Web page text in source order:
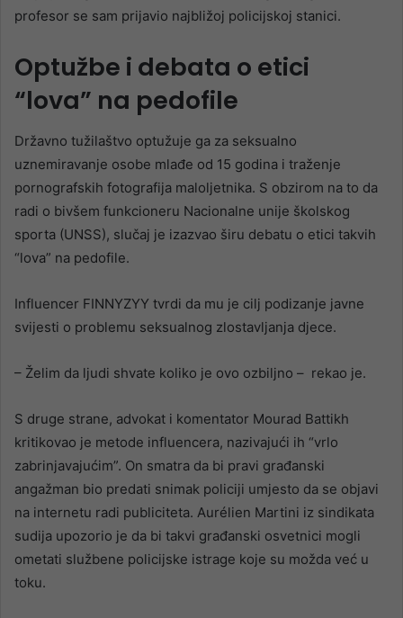
profesor se sam prijavio najbližoj policijskoj stanici.
Optužbe i debata o etici
“lova” na pedofile
Državno tužilaštvo optužuje ga za seksualno
uznemiravanje osobe mlađe od 15 godina i traženje
pornografskih fotografija maloljetnika. S obzirom na to da
radi o bivšem funkcioneru Nacionalne unije školskog
sporta (UNSS), slučaj je izazvao širu debatu o etici takvih
“lova” na pedofile.
Influencer FINNYZYY tvrdi da mu je cilj podizanje javne
svijesti o problemu seksualnog zlostavljanja djece.
– Želim da ljudi shvate koliko je ovo ozbiljno – rekao je.
S druge strane, advokat i komentator Mourad Battikh
kritikovao je metode influencera, nazivajući ih “vrlo
zabrinjavajućim”. On smatra da bi pravi građanski
angažman bio predati snimak policiji umjesto da se objavi
na internetu radi publiciteta. Aurélien Martini iz sindikata
sudija upozorio je da bi takvi građanski osvetnici mogli
ometati službene policijske istrage koje su možda već u
toku.